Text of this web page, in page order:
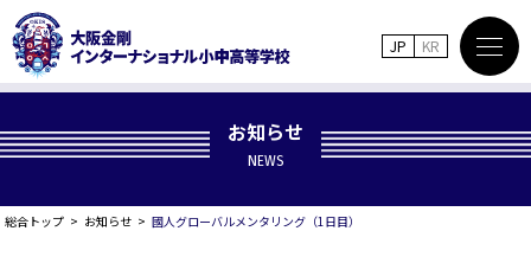
お知らせ
NEWS
総合トップ お知らせ 國人グローバルメンタリング（1日目）
JP KR